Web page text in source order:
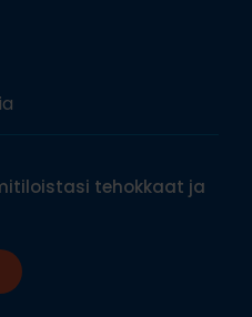
tehokkaat ja